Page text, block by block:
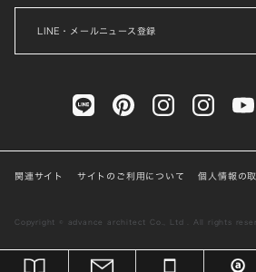
LINE・メールニュース登録
関連サイト サイトのご利用について 個人情報の
Copyright © advance architect Co., Ltd . All rights